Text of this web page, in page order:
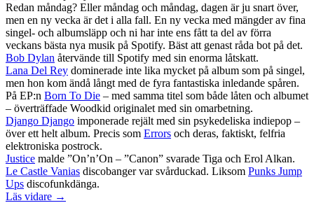
Redan måndag? Eller måndag och måndag, dagen är ju snart över,
men en ny vecka är det i alla fall. En ny vecka med mängder av fina
singel- och albumsläpp och ni har inte ens fått ta del av förra
veckans bästa nya musik på Spotify. Bäst att genast råda bot på det.
Bob Dylan återvände till Spotify med sin enorma låtskatt.
Lana Del Rey dominerade inte lika mycket på album som på singel,
men hon kom ändå långt med de fyra fantastiska inledande spåren.
På EP:n Born To Die – med samma titel som både låten och albumet
– överträffade Woodkid originalet med sin omarbetning.
Django Django imponerade rejält med sin psykedeliska indiepop –
över ett helt album. Precis som Errors och deras, faktiskt, felfria
elektroniska postrock.
Justice malde ”On’n’On – ”Canon” svarade Tiga och Erol Alkan.
Le Castle Vanias discobanger var svårduckad. Liksom Punks Jump
Ups discofunkdänga.
Läs vidare →